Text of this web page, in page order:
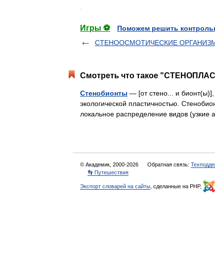
Игры ⚽
Поможем решить
СТЕНООСМОТИЧЕСКИЕ
Смотреть что такое
Стенобионты — [от стено... и бионт(ы)],
экологической пластичностью.
локальное распределение видов
© Академик, 2000-2026 Обратная связь:
👣 Путешествия
Экспорт словарей на сайты , сделанные на PHP,